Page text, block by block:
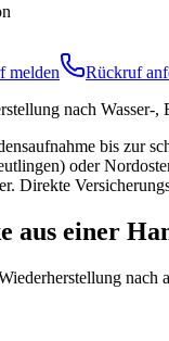
melden
Rückruf
nach
bis zur
oder
Direkte
aus einer
nach